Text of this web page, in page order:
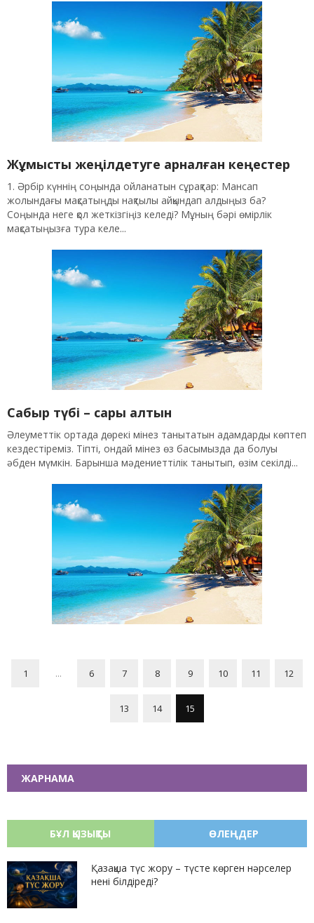
Жұмысты жеңілдетуге арналған кеңестер
1. Әрбір күннің соңында ойланатын сұрақтар: Мансап
жолындағы мақсатыңды нақтылы айқындап алдыңыз ба?
Соңында неге қол жеткізгіңіз келеді? Мұның бәрі өмірлік
мақсатыңызға тура келе...
Сабыр түбі – сары алтын
Әлеуметтік ортада дөрекі мінез танытатын адамдарды көптеп
кездестіреміз. Тіпті, ондай мінез өз басымызда да болуы
әбден мүмкін. Барынша мәдениеттілік танытып, өзім секілді...
1 ... 6 7 8 9 10 11 12
13 14 15
ЖАРНАМА
БҰЛ ҚЫЗЫҚТЫ ӨЛЕҢДЕР
Қазақша түс жору – түсте көрген нәрселер
нені білдіреді?